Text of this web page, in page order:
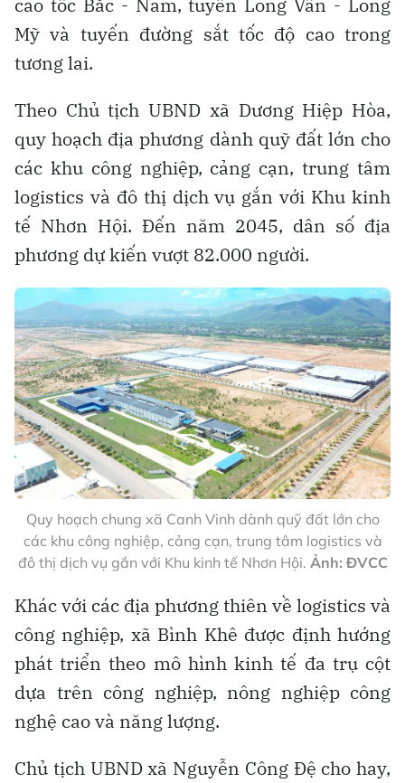
Mỹ và tuyến đường sắt tốc độ cao trong
tương lai.
Theo Chủ tịch UBND xã Dương Hiệp Hòa,
quy hoạch địa phương dành quỹ đất lớn cho
các khu công nghiệp, cảng cạn, trung tâm
logistics và đô thị dịch vụ gắn với Khu kinh
tế Nhơn Hội. Đến năm 2045, dân số địa
phương dự kiến vượt 82.000 người.
Quy hoạch chung xã Canh Vinh dành quỹ đất lớn cho
các khu công nghiệp, cảng cạn, trung tâm logistics và
đô thị dịch vụ gắn với Khu kinh tế Nhơn Hội. Ảnh: ĐVCC
Khác với các địa phương thiên về logistics và
công nghiệp, xã Bình Khê được định hướng
phát triển theo mô hình kinh tế đa trụ cột
dựa trên công nghiệp, nông nghiệp công
nghệ cao và năng lượng.
Chủ tịch UBND xã Nguyễn Công Đệ cho hay,